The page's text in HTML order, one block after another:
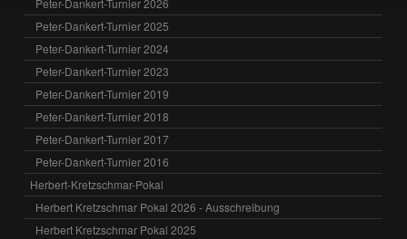
Peter-Dankert-Turnier 2026
Peter-Dankert-Turnier 2025
Peter-Dankert-Turnier 2024
Peter-Dankert-Turnier 2023
Peter-Dankert-Turnier 2019
Peter-Dankert-Turnier 2018
Peter-Dankert-Turnier 2017
Peter-Dankert-Turnier 2016
Herbert-Kretzschmar-Pokal
Herbert Kretzschmar Pokal 2026 - Ausschreibung
Herbert Kretzschmar Pokal 2025